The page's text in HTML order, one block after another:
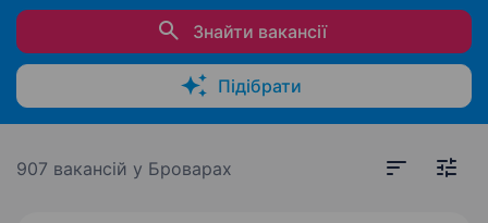
Знайти вакансії
Підібрати
907 вакансій у Броварах